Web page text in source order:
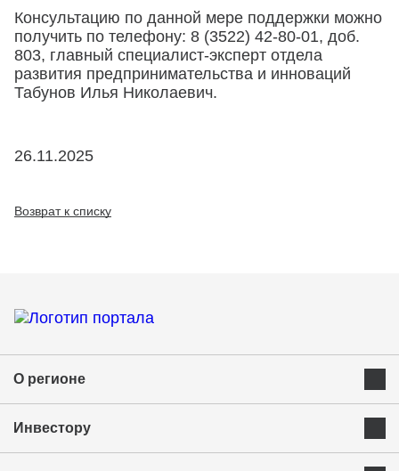
Консультацию по данной мере поддержки можно
получить по телефону: 8 (3522) 42-80-01, доб.
803, главный специалист-эксперт отдела
развития предпринимательства и инноваций
Табунов Илья Николаевич.
26.11.2025
Возврат к списку
О регионе
Экономика и ресурсы
Инвестору